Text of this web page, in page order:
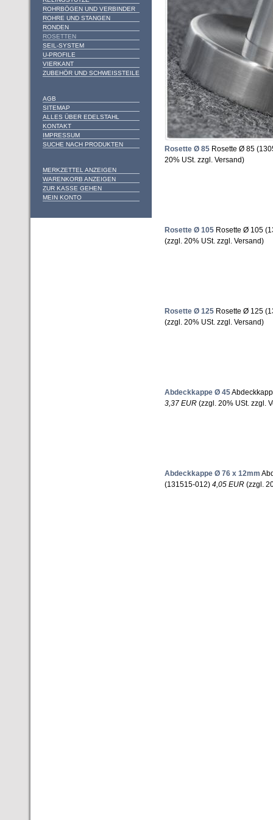
ROHRBÖGEN UND VERBINDER
ROHRE UND STANGEN
RONDEN
ROSETTEN
SEIL-SYSTEM
U-PROFILE
VIERKANT
ZUBEHÖR UND SCHWEISSTEILE
AGB
SITEMAP
ALLES ÜBER EDELSTAHL
KONTAKT
IMPRESSUM
SUCHE NACH PRODUKTEN
MERKZETTEL ANZEIGEN
WARENKORB ANZEIGEN
ZUR KASSE GEHEN
MEIN KONTO
Rosette Ø 85 Rosette Ø 85
20% USt. zzgl. Versand)
Rosette Ø 105 Rosette Ø 105
(zzgl. 20% USt. zzgl. Versand)
Rosette Ø 125 Rosette Ø 125
(zzgl. 20% USt. zzgl. Versand)
Abdeckkappe Ø 45
3,37 EUR (zzgl. 20% USt. zzgl.
Abdeckkappe Ø 76 x 12mm
(131515-012) 4,05 EUR (zzgl.